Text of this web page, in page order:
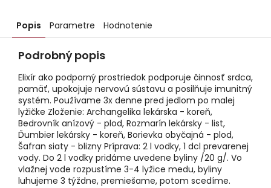
Popis Parametre Hodnotenie
Podrobný popis
Elixír ako podporný prostriedok podporuje činnosť srdca,
pamäť, upokojuje nervovú sústavu a posilňuje imunitný
systém. Používame 3x denne pred jedlom po malej
lyžičke Zloženie: Archangelika lekárska - koreň,
Bedrovník anízový - plod, Rozmarín lekársky - list,
Ďumbier lekársky - koreň, Borievka obyčajná - plod,
Šafran siaty - blizny Príprava: 2 l vodky, 1 dcl prevarenej
vody. Do 2 l vodky pridáme uvedene byliny /20 g/. Vo
vlažnej vode rozpustíme 3-4 lyžice medu, byliny
luhujeme 3 týždne, premiešame, potom scedíme.